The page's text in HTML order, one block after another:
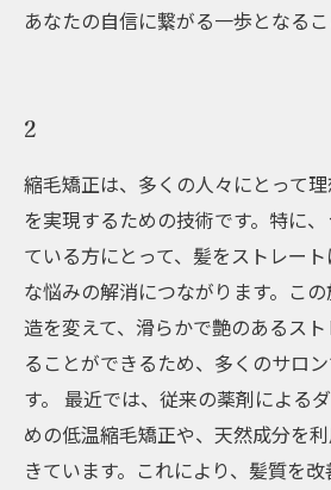
あなたの自信に繋がる一歩となるこ
2
縮毛矯正は、多くの人々にとって
を実現するための技術です。特に
ている方にとって、髪をストレー
な悩みの解消につながります。こ
造を変えて、滑らかで艶のあるス
ることができるため、多くのサロ
す。 最近では、従来の薬剤による
めの低温縮毛矯正や、天然成分を
きています。これにより、髪質を